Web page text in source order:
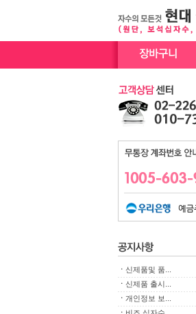
ㆍ 신제품및 품...
ㆍ 신제품 출시...
ㆍ 개인정보 보...